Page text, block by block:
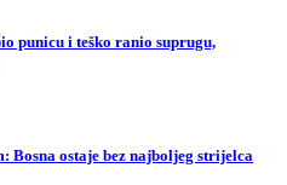
punicu i teško ranio suprugu,
Bosna ostaje bez najboljeg strijelca